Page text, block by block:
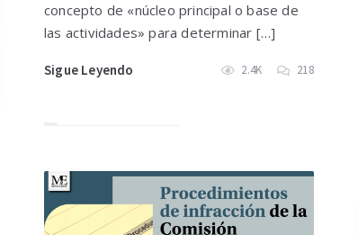
concepto de «núcleo principal o base de
las actividades» para determinar […]
Sigue Leyendo 2.4K 218